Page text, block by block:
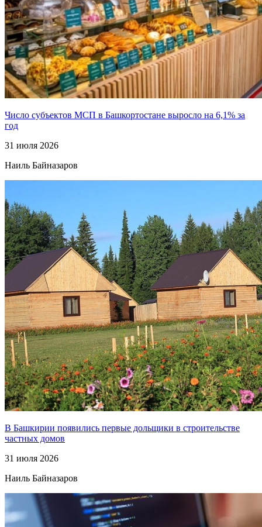
Число субъектов МСП в Башкортостане выросло на 6,1% за
год
31 июля 2026
Наиль Байназаров
В Башкирии появились первые дольщики в строительстве
частных домов
31 июля 2026
Наиль Байназаров